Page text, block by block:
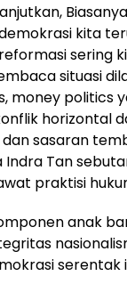
kita
sering
situasi
money politics
horizontal
sasaran
Tan
praktisi
anak
serentak